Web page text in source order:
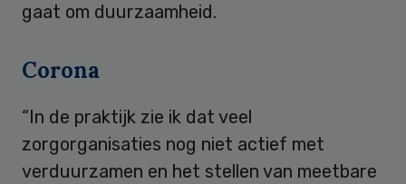
gaat om duurzaamheid.
Corona
“In de praktijk zie ik dat veel
zorgorganisaties nog niet actief met
verduurzamen en het stellen van meetbare